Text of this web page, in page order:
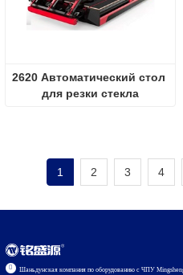
2620 Автоматический стол
для резки стекла
1 2 3 4
Шаньдунская компания по оборудованию с ЧПУ